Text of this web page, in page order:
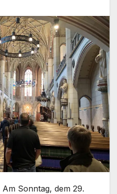
Am Sonntag, dem 29.